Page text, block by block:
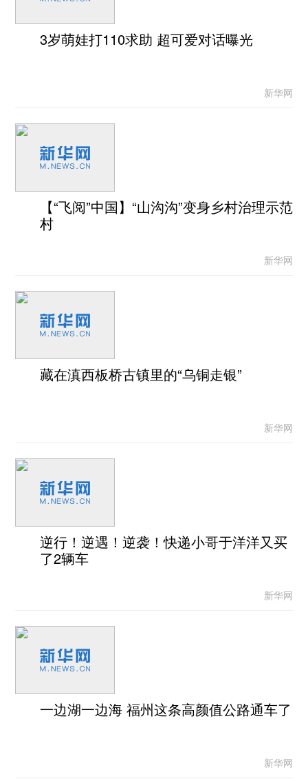
3岁萌娃打110求助 超可爱对话曝光
新华网
【“飞阅”中国】“山沟沟”变身乡村治理示范
村
新华网
藏在滇西板桥古镇里的“乌铜走银”
新华网
逆行！逆遇！逆袭！快递小哥于洋洋又买
了2辆车
新华网
一边湖一边海 福州这条高颜值公路通车了
新华网